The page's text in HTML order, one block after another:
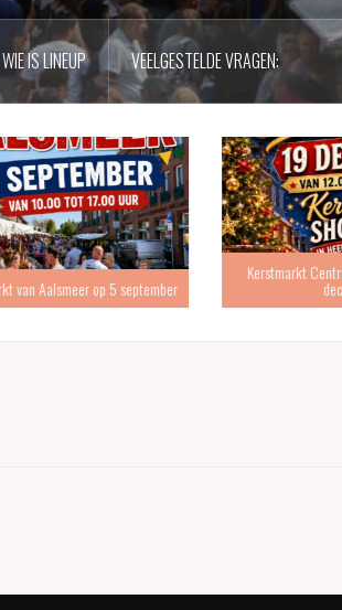
WIE IS LINEUP VEELGESTELDE VRAGEN:
september
Kerstmarkt Centrum Spijkenisse op 19